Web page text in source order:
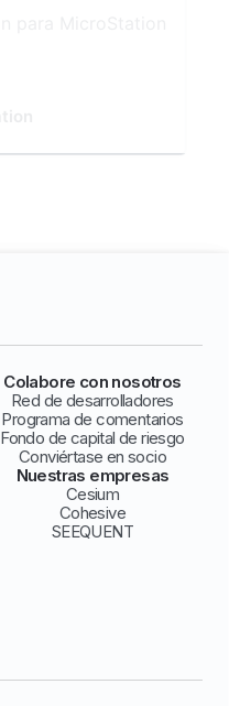
Colabore con nosotros
Red de desarrolladores
Programa de comentarios
Fondo de capital de riesgo
Conviértase en socio
Nuestras empresas
Cesium
Cohesive
SEEQUENT